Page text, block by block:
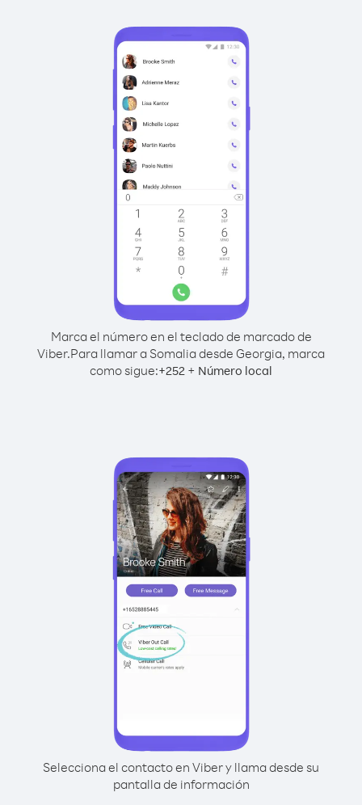
Marca el número en el teclado de marcado de
Viber.Para llamar a Somalia desde Georgia, marca
como sigue:+252 + Número local
Selecciona el contacto en Viber y llama desde su
pantalla de información